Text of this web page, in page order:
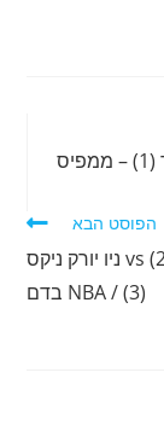
פריוויו פלייאוף 2025: אוקלהומה סיטי ת'אנדר (1) – ממפיס
הפוסט הבא
פריוויו פלייאוף 2025: בוסטון סלטיקס (2) vs ניו יורק ניקס
(3) / NBA בדם